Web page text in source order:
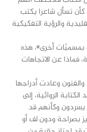
تسأل شاعرا يكتب
والرؤية التفكيكية
بمسميّات أخرى»، هذه
فماذا عن الاتجاهات
والفنون وعادت أدراجها
الروائية، إلى
يسردون وكأنهم قد
بصراحة ودون لف أو